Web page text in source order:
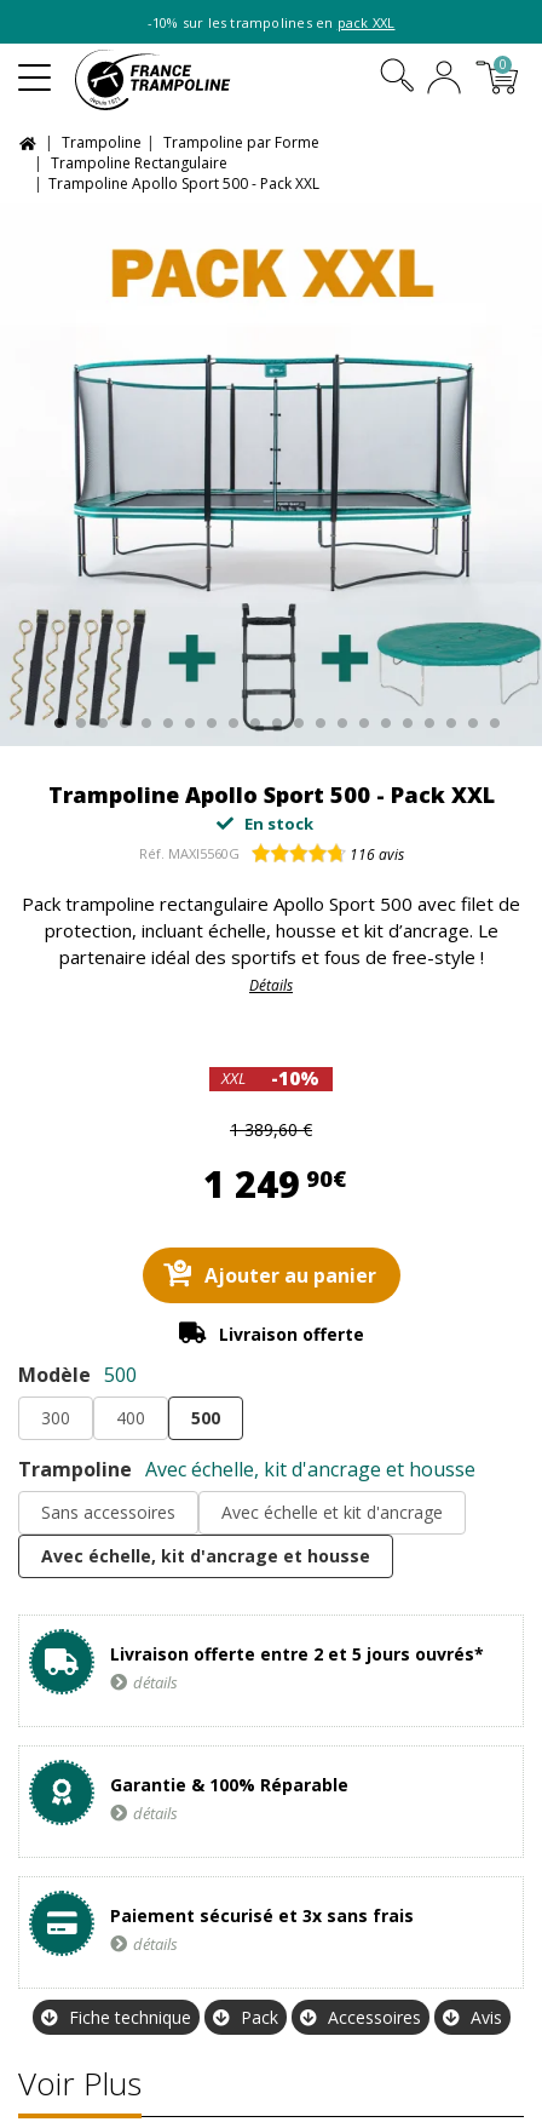
-10% sur les trampolines en pack XXL
0
Trampoline
Trampoline par Forme
Trampoline Rectangulaire
Trampoline Apollo Sport 500 - Pack XXL
Trampoline Apollo Sport 500 - Pack XXL
En stock
Réf. MAXI5560G 116avis
Pack trampoline rectangulaire Apollo Sport 500 avec filet de
protection, incluant échelle, housse et kit d’ancrage. Le
partenaire idéal des sportifs et fous de free-style !
Détails
XXL -10%
1 389,60 €
1 249 90€1 249,90 €
Ajouter au panier
Livraison offerte
Modèle 500
300 400 500
Trampoline Avec échelle, kit d'ancrage et housse
Sans accessoires
Avec échelle et kit d'ancrage
Avec échelle, kit d'ancrage et housse
Livraison offerte entre 2 et 5 jours ouvrés*
détails
Garantie & 100% Réparable
détails
Paiement sécurisé et 3x sans frais
détails
Fiche technique Pack Accessoires Avis
Voir Plus